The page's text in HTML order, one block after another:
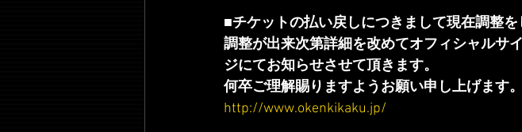
■チケットの払い戻しにつきまして現在調整を
調整が出来次第詳細を改めてオフィシャルサ
ジにてお知らせさせて頂きます。
何卒ご理解賜りますようお願い申し上げます。
http://www.okenkikaku.jp/